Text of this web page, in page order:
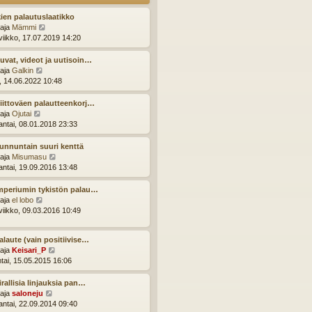
s
t
i
u
s
i
n
v
i
e
s
t
i
palautuslaatikko
Mämmi
ä
y
t
u
u
n
e
s
t
i
17.07.2019 14:20
videot ja uutisoin…
Galkin
ä
y
t
u
u
n
e
t
i
14.06.2022 10:48
palautteenkorj…
Ojutai
ä
y
t
ä
u
u
s
i
n
i
e
s
t
i
08.01.2018 23:33
suuri kenttä
Misumasu
ä
y
t
u
s
i
v
i
e
t
19.09.2016 13:48
tykistön palau…
el lobo
ä
t
ä
u
u
s
i
n
v
09.03.2016 10:49
(vain positiivise…
Keisari_P
ä
y
t
u
15.05.2015 16:06
linjauksia pan…
saloneju
ä
22.09.2014 09:40